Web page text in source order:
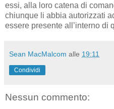
essi, alla loro catena di
chiunque li abbia autorizzati
essere presente all’interno di
Sean MacMalcom alle 19:11
Condividi
Nessun commento: